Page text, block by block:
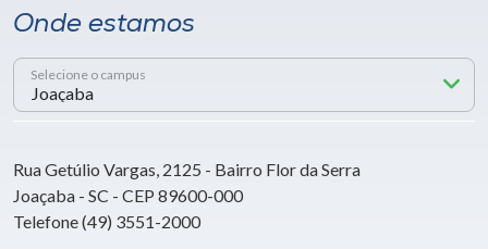
Onde estamos
Selecione o campus
Rua Getúlio Vargas, 2125 - Bairro Flor da Serra
Joaçaba - SC - CEP 89600-000
Telefone (49) 3551-2000